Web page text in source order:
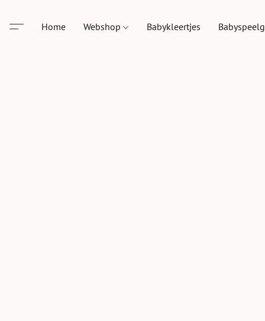
Home Webshop Babykleertjes